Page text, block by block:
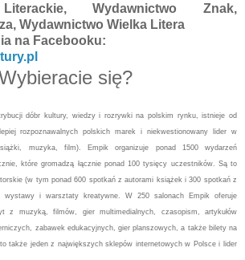
Wydawnictwo Znak,
Wydawnictwo Wielka Litera
na Facebooku:
się?
dóbr kultury, wiedzy i rozrywki na polskim rynku, istnieje od
rozpoznawalnych polskich marek i niekwestionowany lider w
muzyka, film). Empik organizuje ponad 1500 wydarzeń
które gromadzą łącznie ponad 100 tysięcy uczestników. Są to
(w tym ponad 600 spotkań z autorami książek i 300 spotkań z
wystawy i warsztaty kreatywne. W 250 salonach Empik oferuje
z muzyką, filmów, gier multimedialnych, czasopism, artykułów
zabawek edukacyjnych, gier planszowych, a także bilety na
także jeden z największych sklepów internetowych w Polsce i lider